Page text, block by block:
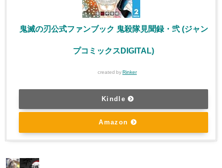
鬼滅の刃公式ファンブック 鬼殺隊見聞録・弐 (ジャン
プコミックスDIGITAL)
created by Rinker
Kindle
Amazon